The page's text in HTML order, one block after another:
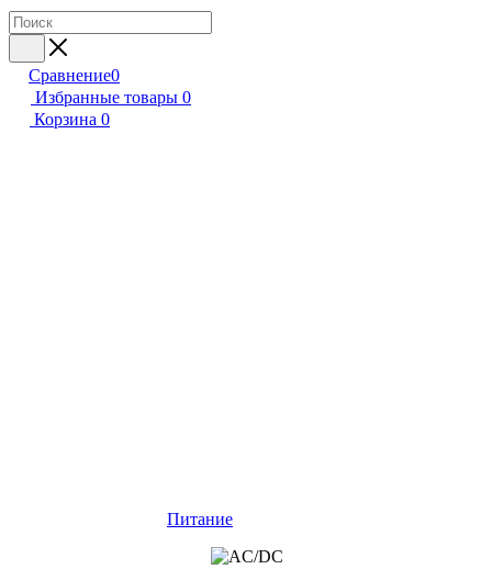
Сравнение0
Избранные товары 0
Корзина 0
Питание